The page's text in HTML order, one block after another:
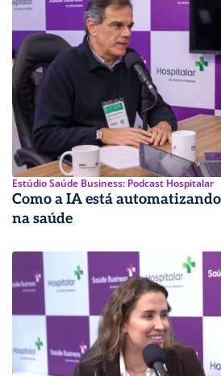
Estúdio Saúde Business: Podcast Hospitalar
Como a IA está
na saúde